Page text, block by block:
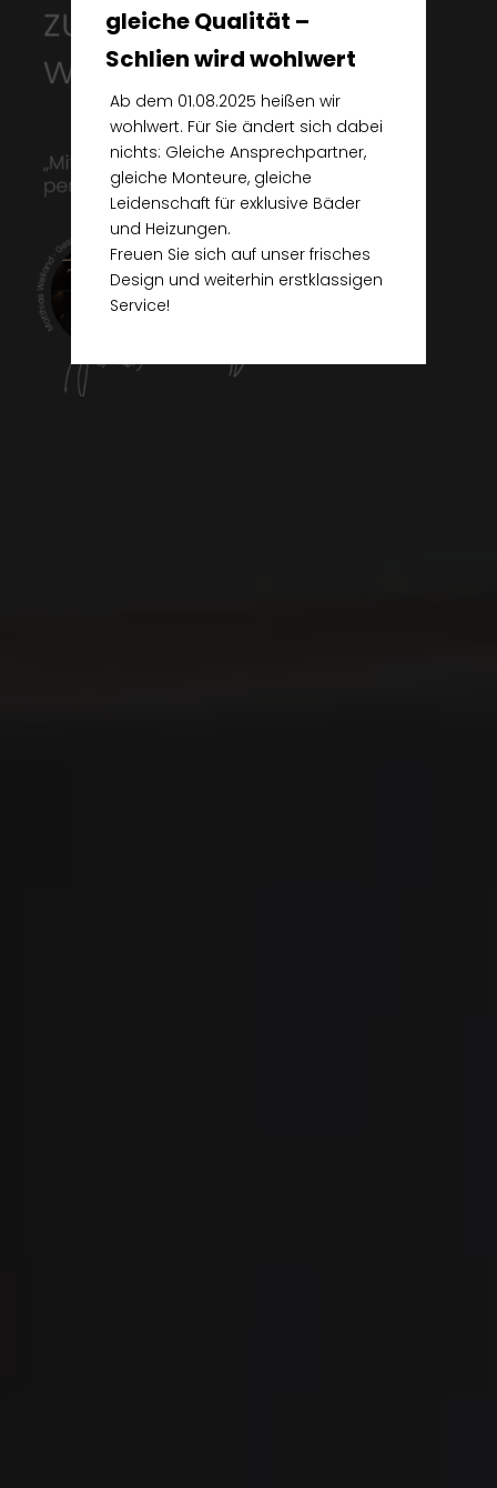
gleiche Qualität –
Schlien wird wohlwert
Ab dem 01.08.2025 heißen wir
wohlwert. Für Sie ändert sich dabei
nichts: Gleiche Ansprechpartner,
gleiche Monteure, gleiche
Leidenschaft für exklusive Bäder
und Heizungen.
Freuen Sie sich auf unser frisches
Design und weiterhin erstklassigen
Service!